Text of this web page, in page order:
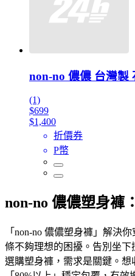
non-no 儂儂 台灣製
(1)
$699
$1,400
折價券
P幣
non-no 儂儂塑身褲
「non-no 儂儂塑身褲」解決
條不夠理想的困擾。告別坐下
選購塑身褲，需求是關鍵。